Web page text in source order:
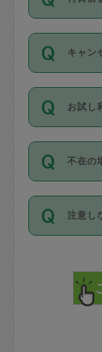
時間
社員
登録
日本
ール
を依頼
確認し
ング
現場ト
ジさ
※テス
参考
適用
です。
をさ
す。
写真
詳細
ご依
以降）
す。
タスカ
可能で
キャン
キャ
す。
1. 直
共通）
72時
料が
直前
72時
お試し
「お
せんが
とに
まず
みて
その
不在の
不在
が必要
ジさ
てく
不在
注意し
で、
れて
けて